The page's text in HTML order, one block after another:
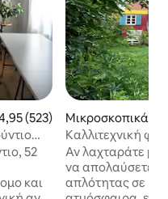
βαθμολογία: 4,95 στα 5,
(523)
52
και
Μικροσκοπικά
πόλη Eschwege
Καλλιτεχνική
άγρια έργα στη
Αν λαχταράτε
να απολαύσετε
απλότητας σε